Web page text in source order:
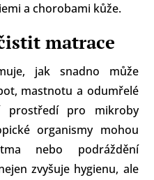
a chorobami kůže.
matrace
jak snadno může
mastnotu a odumřelé
prostředí pro mikroby
organismy mohou
nebo podráždění
zvyšuje hygienu, ale